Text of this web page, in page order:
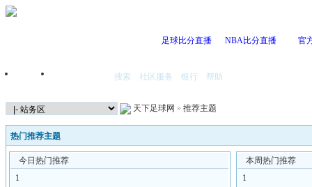
足球比分直播 NBA比分直播 官
首页 搜索 社区服务 银行 帮助
天下足球网 » 推荐主题
热门推荐主题
今日热门推荐
1
本周热门推荐
1